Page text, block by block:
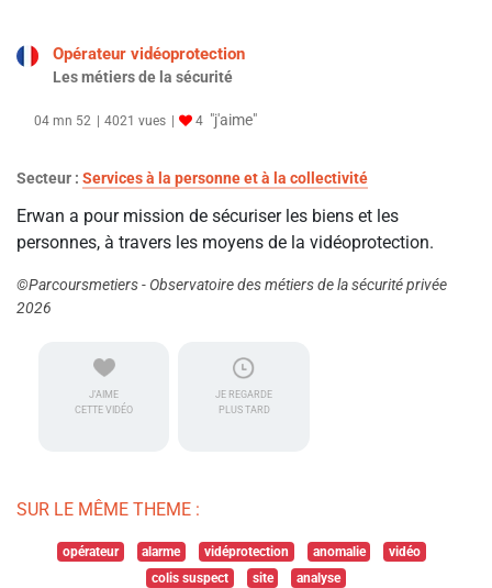
Opérateur vidéoprotection
Les métiers de la sécurité
04 mn 52 4021 vues 4 "j'aime"
Secteur : Services à la personne et à la collectivité
Erwan a pour mission de sécuriser les biens et les
personnes, à travers les moyens de la vidéoprotection.
©Parcoursmetiers - Observatoire des métiers de la sécurité privée
2026
J'AIME
CETTE VIDÉO
JE REGARDE
PLUS TARD
SUR LE MÊME THEME :
opérateur alarme vidéprotection anomalie
vidéo
colis suspect
site analyse